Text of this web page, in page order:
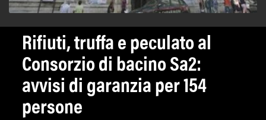
Rifiuti, truffa e peculato al
Consorzio di bacino Sa2:
avvisi di garanzia per 154
persone